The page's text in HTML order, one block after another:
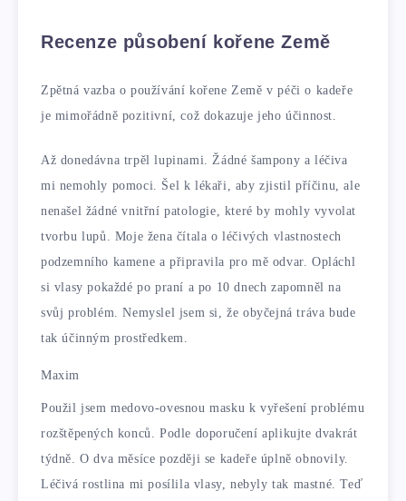
Recenze působení kořene Země
Zpětná vazba o používání kořene Země v péči o kadeře
je mimořádně pozitivní, což dokazuje jeho účinnost.
Až donedávna trpěl lupinami. Žádné šampony a léčiva
mi nemohly pomoci. Šel k lékaři, aby zjistil příčinu, ale
nenašel žádné vnitřní patologie, které by mohly vyvolat
tvorbu lupů. Moje žena čítala o léčivých vlastnostech
podzemního kamene a připravila pro mě odvar. Opláchl
si vlasy pokaždé po praní a po 10 dnech zapomněl na
svůj problém. Nemyslel jsem si, že obyčejná tráva bude
tak účinným prostředkem.
Maxim
Použil jsem medovo-ovesnou masku k vyřešení problému
rozštěpených konců. Podle doporučení aplikujte dvakrát
týdně. O dva měsíce později se kadeře úplně obnovily.
Léčivá rostlina mi posílila vlasy, nebyly tak mastné. Teď